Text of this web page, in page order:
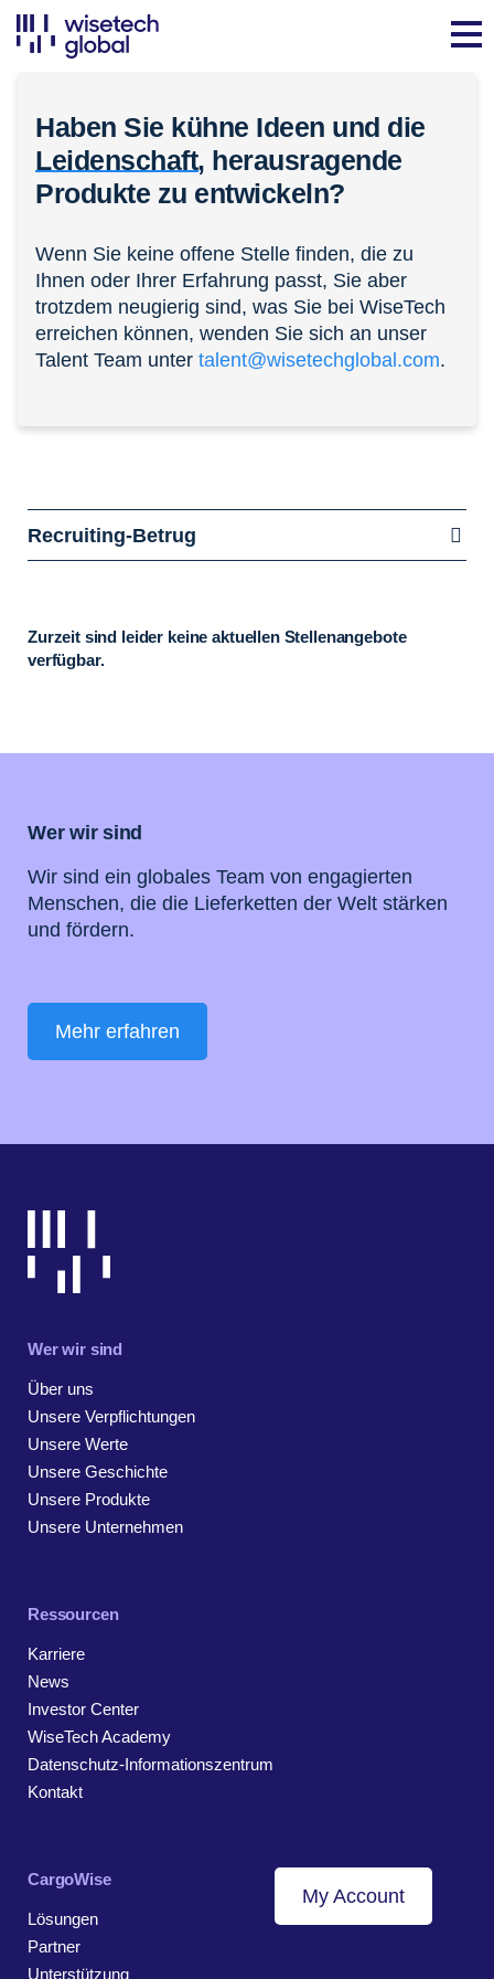
Haben Sie kühne Ideen und die
Leidenschaft, herausragende
Produkte zu entwickeln?
Wenn Sie keine offene Stelle finden, die zu
Ihnen oder Ihrer Erfahrung passt, Sie aber
trotzdem neugierig sind, was Sie bei WiseTech
erreichen können, wenden Sie sich an unser
Talent Team unter talent@wisetechglobal.com.
Recruiting-Betrug
Zurzeit sind leider keine aktuellen Stellenangebote
verfügbar.
Wer wir sind
Wir sind ein globales Team von engagierten
Menschen, die die Lieferketten der Welt stärken
und fördern.
Mehr erfahren
Wer wir sind
Über uns
Unsere Verpflichtungen
Unsere Werte
Unsere Geschichte
Unsere Produkte
Unsere Unternehmen
Ressourcen
Karriere
News
Investor Center
WiseTech Academy
Datenschutz-Informationszentrum
Kontakt
CargoWise
Lösungen
Partner
Unterstützung
My Account